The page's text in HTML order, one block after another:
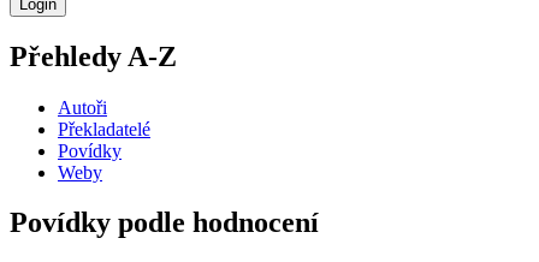
Přehledy A-Z
Autoři
Překladatelé
Povídky
Weby
Povídky podle hodnocení